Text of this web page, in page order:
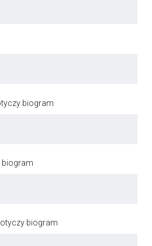
biogram
biogram
biogram